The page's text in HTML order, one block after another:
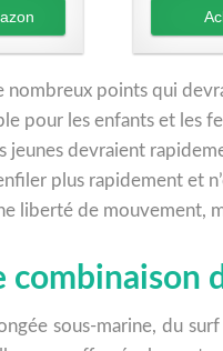
nombreux points qui
pour les enfants et les
jeunes devraient
plus rapidement et
liberté de mouvement,
combinaison
sous-marine, du